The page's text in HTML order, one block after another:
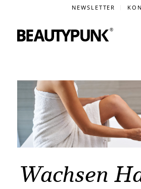
NEWSLETTER
Wachsen